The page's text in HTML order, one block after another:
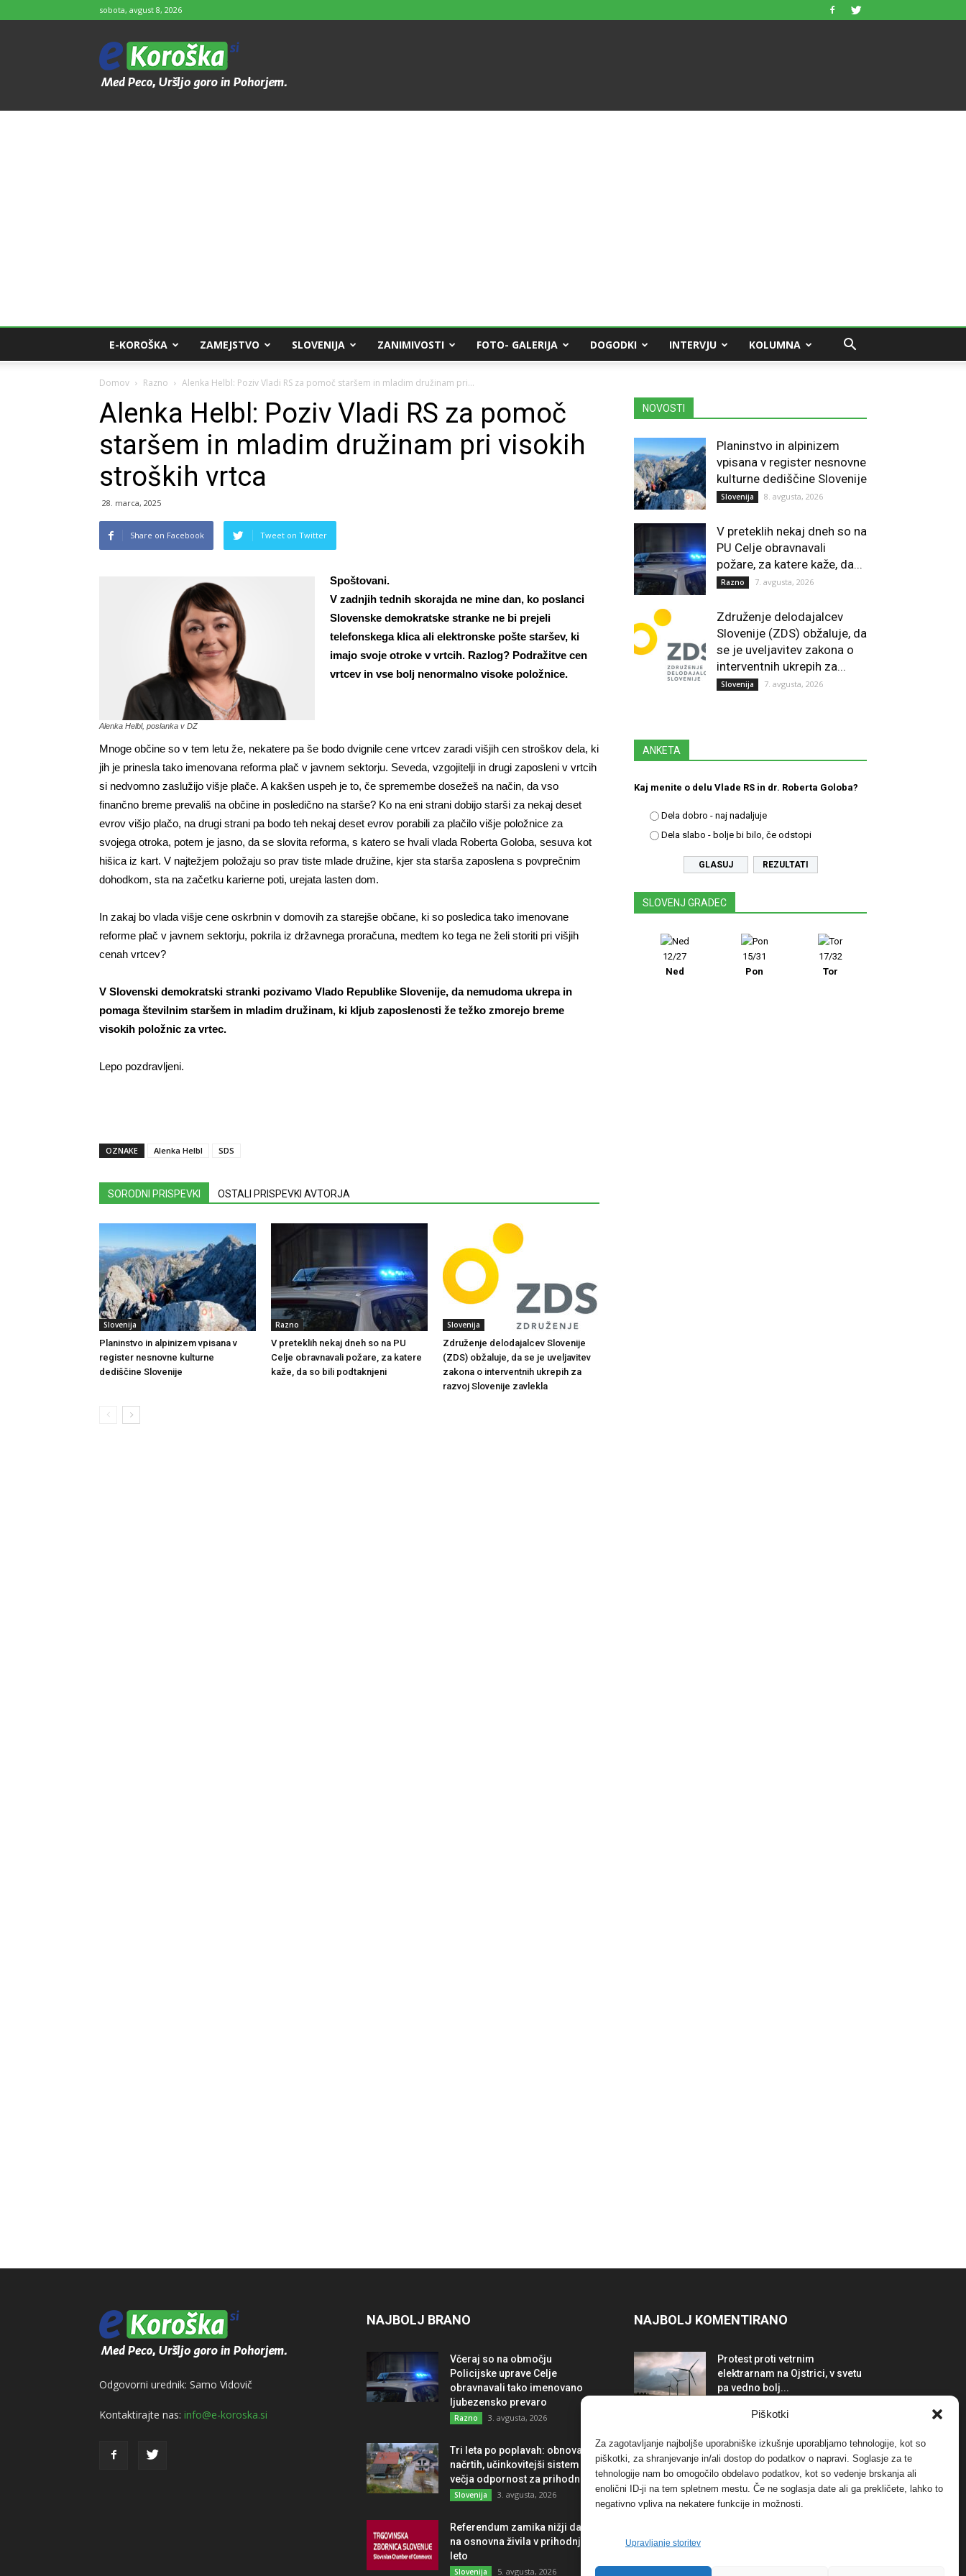
Piškotki
Za zagotavljanje najboljše uporabniške izkušnje uporabljamo tehnologije, kot so
piškotki, za shranjevanje in/ali dostop do podatkov o napravi. Soglasje za te
tehnologije nam bo omogočilo obdelavo podatkov, kot so vedenje brskanja ali
enolični ID-ji na tem spletnem mestu. Če ne soglasja date ali ga prekličete, lahko to
negativno vpliva na nekatere funkcije in možnosti.
Upravljanje storitev
sobota, avgust 8, 2026
e-
Koroška
E-KOROŠKA ZAMEJSTVO SLOVENIJA ZANIMIVOSTI FOTO- GALERIJA DOGODKI INTERVJU KOLUMNA
Domov Razno Alenka Helbl: Poziv Vladi RS za pomoč staršem in mladim družinam pri...
Alenka Helbl: Poziv Vladi RS za pomoč
staršem in mladim družinam pri visokih
stroških vrtca
28. marca, 2025
Share on Facebook Tweet on Twitter
Alenka Helbl, poslanka v DZ
Spoštovani.
V zadnjih tednih skorajda ne mine dan, ko poslanci
Slovenske demokratske stranke ne bi prejeli
telefonskega klica ali elektronske pošte staršev, ki
imajo svoje otroke v vrtcih. Razlog? Podražitve cen
vrtcev in vse bolj nenormalno visoke položnice.
Mnoge občine so v tem letu že, nekatere pa še bodo dvignile cene vrtcev zaradi višjih cen stroškov dela, ki
jih je prinesla tako imenovana reforma plač v javnem sektorju. Seveda, vzgojitelji in drugi zaposleni v vrtcih
si nedvomno zaslužijo višje plače. A kakšen uspeh je to, če spremembe dosežeš na način, da vso
finančno breme prevališ na občine in posledično na starše? Ko na eni strani dobijo starši za nekaj deset
evrov višjo plačo, na drugi strani pa bodo teh nekaj deset evrov porabili za plačilo višje položnice za
svojega otroka, potem je jasno, da se slovita reforma, s katero se hvali vlada Roberta Goloba, sesuva kot
hišica iz kart. V najtežjem položaju so prav tiste mlade družine, kjer sta starša zaposlena s povprečnim
dohodkom, sta na začetku karierne poti, urejata lasten dom.
In zakaj bo vlada višje cene oskrbnin v domovih za starejše občane, ki so posledica tako imenovane
reforme plač v javnem sektorju, pokrila iz državnega proračuna, medtem ko tega ne želi storiti pri višjih
cenah vrtcev?
V Slovenski demokratski stranki pozivamo Vlado Republike Slovenije, da nemudoma ukrepa in
pomaga številnim staršem in mladim družinam, ki kljub zaposlenosti že težko zmorejo breme
visokih položnic za vrtec.
Lepo pozdravljeni.
OZNAKE Alenka Helbl SDS
SORODNI PRISPEVKI OSTALI PRISPEVKI AVTORJA
Slovenija
Planinstvo in alpinizem vpisana v
register nesnovne kulturne
dediščine Slovenije
Razno
V preteklih nekaj dneh so na PU
Celje obravnavali požare, za katere
kaže, da so bili podtaknjeni
Slovenija
Združenje delodajalcev Slovenije
(ZDS) obžaluje, da se je uveljavitev
zakona o interventnih ukrepih za
razvoj Slovenije zavlekla
NOVOSTI
Planinstvo in alpinizem
vpisana v register nesnovne
kulturne dediščine Slovenije
Slovenija 8. avgusta, 2026
V preteklih nekaj dneh so na
PU Celje obravnavali
požare, za katere kaže, da...
Razno 7. avgusta, 2026
Združenje delodajalcev
Slovenije (ZDS) obžaluje, da
se je uveljavitev zakona o
interventnih ukrepih za...
Slovenija 7. avgusta, 2026
ANKETA
Kaj menite o delu Vlade RS in dr. Roberta Goloba?
Dela dobro - naj nadaljuje
Dela slabo - bolje bi bilo, če odstopi
REZULTATI
SLOVENJ GRADEC
12/27
Ned
15/31
Pon
17/32
Tor
Odgovorni urednik: Samo Vidovič
Kontaktirajte nas: info@e-koroska.si
NAJBOLJ BRANO
Včeraj so na območju
Policijske uprave Celje
obravnavali tako imenovano
ljubezensko prevaro
Razno 3. avgusta, 2026
Tri leta po poplavah: obnova po
načrtih, učinkovitejši sistem in
večja odpornost za prihodnost
Slovenija 3. avgusta, 2026
Referendum zamika nižji davek
na osnovna živila v prihodnje
leto
Slovenija 5. avgusta, 2026
NAJBOLJ KOMENTIRANO
Protest proti vetrnim
elektrarnam na Ojstrici, v svetu
pa vedno bolj...
elektrarnam Verbund
Dogodki 29. januarja, 2018
FOTO: Razstava cvetličarskega